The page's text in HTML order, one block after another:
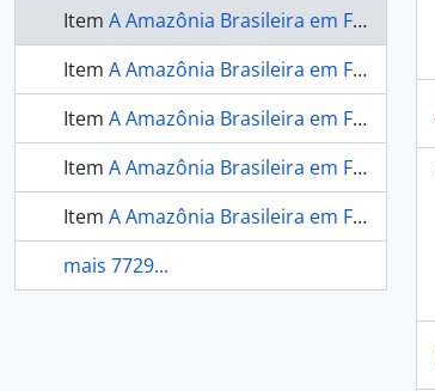
Item A Amazônia Brasileira em Foco - 1973 - 8 - [A Amazônia Brasileira em Foco]
Item A Amazônia Brasileira em Foco - 1974 - 9 - [A Amazônia Brasileira em Foco]
Item A Amazônia Brasileira em Foco - 1975 - 10 - [A Amazônia Brasileira em Foco]
Item A Amazônia Brasileira em Foco - 1976 - 11 - [A Amazônia Brasileira em Foco]
Item A Amazônia Brasileira em Foco - 1978 - 12 - [A Amazônia Brasileira em Foco]
mais 7729...